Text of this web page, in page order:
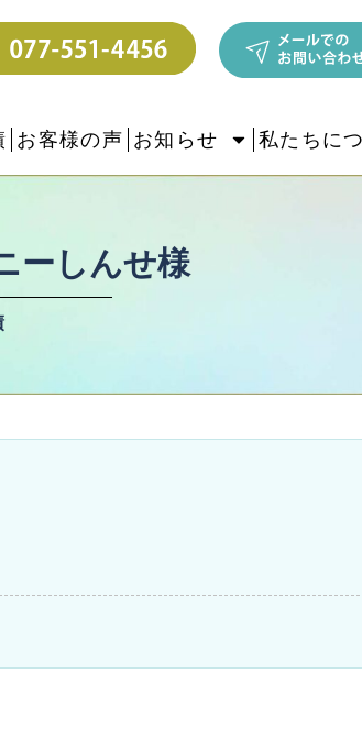
お客様の声 お知らせ 私たちに
ーしんせ様